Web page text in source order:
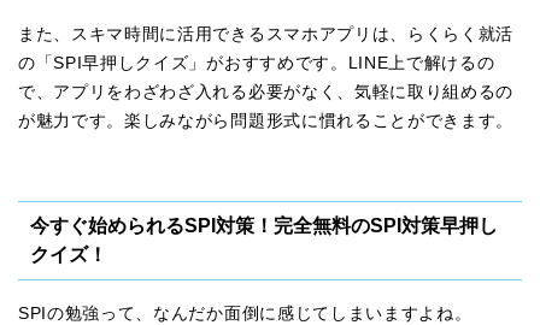
また、スキマ時間に活用できるスマホアプリは、らくらく就活
の「SPI早押しクイズ」がおすすめです。LINE上で解けるの
で、アプリをわざわざ入れる必要がなく、気軽に取り組めるの
が魅力です。楽しみながら問題形式に慣れることができます。
今すぐ始められるSPI対策！完全無料のSPI対策早押し
クイズ！
SPIの勉強って、なんだか面倒に感じてしまいますよね。